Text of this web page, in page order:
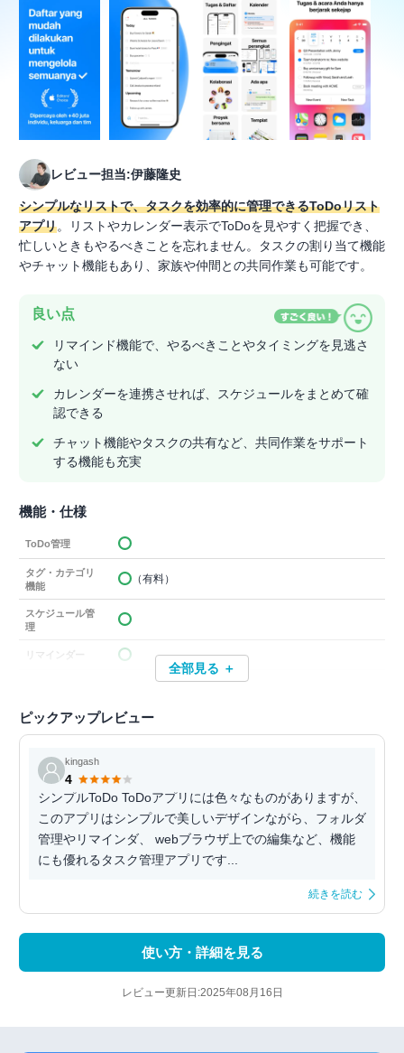
レビュー担当:伊藤隆史
シンプルなリストで、タスクを効率的に管理できるToDoリスト
アプリ。リストやカレンダー表示でToDoを見やすく把握でき、
忙しいときもやるべきことを忘れません。タスクの割り当て機能
やチャット機能もあり、家族や仲間との共同作業も可能です。
良い点
リマインド機能で、やるべきことやタイミングを見逃さ
ない
カレンダーを連携させれば、スケジュールをまとめて確
認できる
チャット機能やタスクの共有など、共同作業をサポート
する機能も充実
機能・仕様
ToDo管理
タグ・カテゴリ
機能
（有料）
スケジュール管
理
リマインダー
全部見る ＋
ピックアップレビュー
kingash
4
シンプルToDo ToDoアプリには色々なものがありますが、
このアプリはシンプルで美しいデザインながら、フォルダ
管理やリマインダ、 webブラウザ上での編集など、機能
にも優れるタスク管理アプリです...
続きを読む
使い方・詳細を見る
レビュー更新日:2025年08月16日